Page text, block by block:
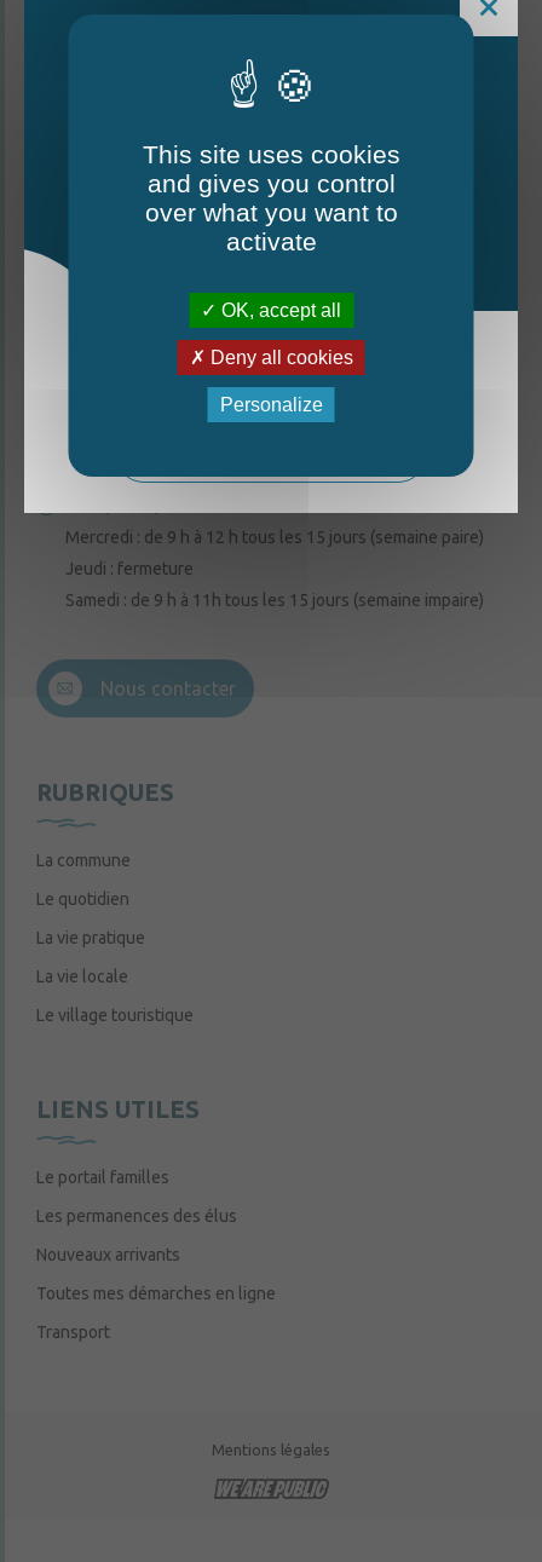
CONTACTEZ-NOUS
6 rue de la Harderie, 49220 Thorigné d’Anjou
02 41 95 32 15
Mercredi : de 9 h à 12 h tous les 15 jours (semaine paire)
Jeudi : fermeture
Samedi : de 9 h à 11h tous les 15 jours (semaine impaire)
Nous contacter
RUBRIQUES
La commune
Le quotidien
La vie pratique
La vie locale
Le village touristique
LIENS UTILES
Le portail familles
Les permanences des élus
Nouveaux arrivants
Toutes mes démarches en ligne
Transport
Mentions légales
Le Mag - édition estivale
La nouvelle édition du Mag est arrivée!
This site uses cookies
and gives you control
over what you want to
activate
OK, accept all
Deny all cookies
Personalize